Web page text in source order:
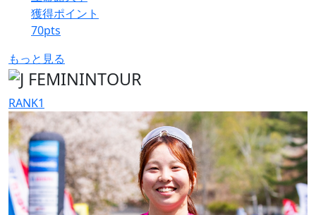
獲得ポイント
70pts
もっと見る
RANK1